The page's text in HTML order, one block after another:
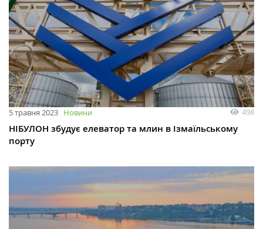
5 травня 2023 Новини 498
НІБУЛОН збудує елеватор та млин в Ізмаїльському
порту